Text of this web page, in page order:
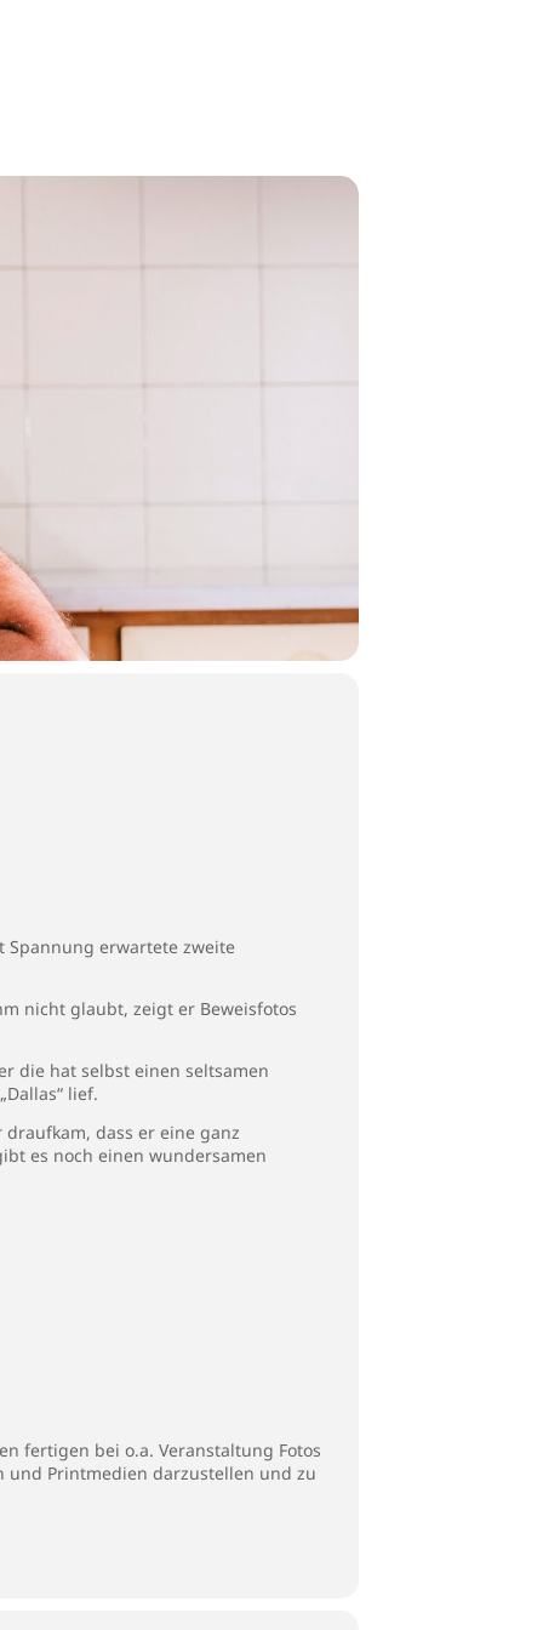
Spannung erwartete zweite
nicht glaubt, zeigt er Beweisfotos
die hat selbst einen seltsamen
lief.
dass er eine ganz
es noch einen wundersamen
fertigen bei o.a. Veranstaltung Fotos
und Printmedien darzustellen und zu